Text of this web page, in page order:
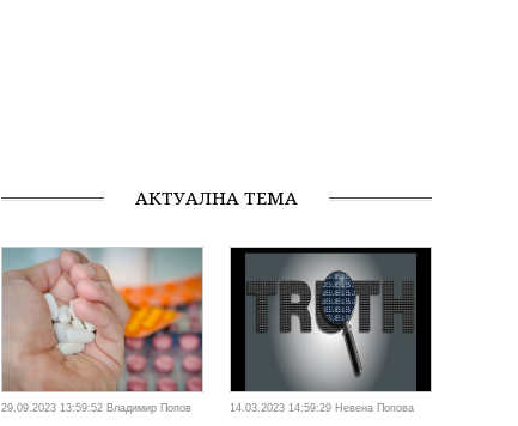
АКТУАЛНА ТЕМА
29.09.2023 13:59:52 Владимир Попов 14.03.2023 14:59:29 Невена Попова